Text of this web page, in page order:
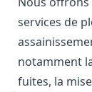
services de
notamment
fuites, la